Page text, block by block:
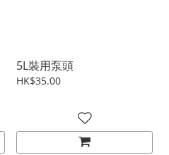
5L裝用泵頭
HK$35.00